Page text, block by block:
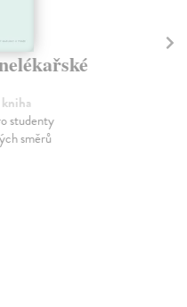
studenty
směrů